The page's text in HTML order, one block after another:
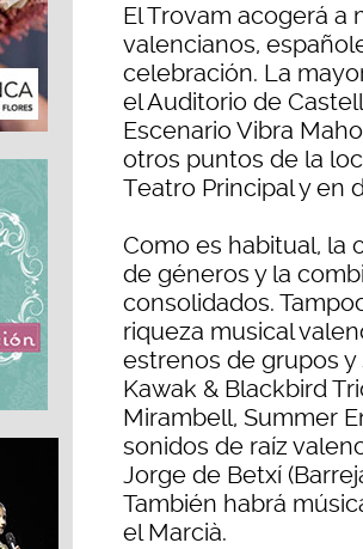
El Trovam acogerá a
valencianos,
celebración. La
el Auditorio de
Escenario Vibra
otros puntos de la
Teatro Principal y en
Como es habitual, la
de géneros y la
consolidados.
riqueza musical
estrenos de grupos y
Kawak & Blackbird
Mirambell, Summer
sonidos de raíz
Jorge de Betxí
También habrá
el Marcià.